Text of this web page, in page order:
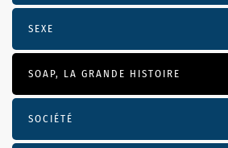
SEXE
SOAP, LA GRANDE HISTOIRE
SOCIÉTÉ